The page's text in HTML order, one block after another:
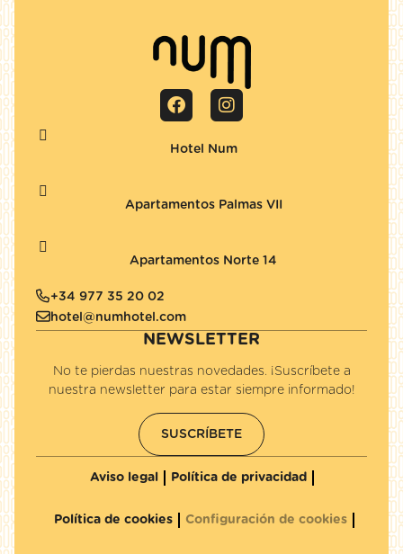
Hotel Num
Apartamentos Palmas VII
Apartamentos Norte 14
+34 977 35 20 02
hotel@numhotel.com
NEWSLETTER
No te pierdas nuestras novedades. ¡Suscríbete a
nuestra newsletter para estar siempre informado!
SUSCRÍBETE
Aviso legal Política de privacidad
Política de cookies Configuración de cookies